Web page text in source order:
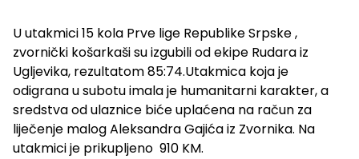
U utakmici 15 kola Prve lige Republike Srpske ,
zvornički košarkaši su izgubili od ekipe Rudara iz
Ugljevika, rezultatom 85:74.Utakmica koja je
odigrana u subotu imala je humanitarni karakter, a
sredstva od ulaznice biće uplaćena na račun za
liječenje malog Aleksandra Gajića iz Zvornika. Na
utakmici je prikupljeno 910 KM.